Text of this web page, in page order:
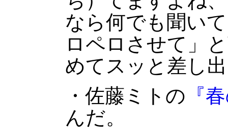
なら何でも聞い
ロペロさせて」
めてスッと差し
・佐藤ミトの 『
んだ。